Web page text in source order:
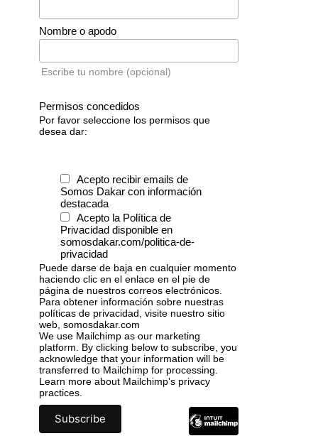
Nombre o apodo
Escribe tu nombre (opcional)
Permisos concedidos
Por favor seleccione los permisos que
desea dar:
Acepto recibir emails de
Somos Dakar con información
destacada
Acepto la Política de
Privacidad disponible en
somosdakar.com/politica-de-
privacidad
Puede darse de baja en cualquier momento
haciendo clic en el enlace en el pie de
página de nuestros correos electrónicos.
Para obtener información sobre nuestras
políticas de privacidad, visite nuestro sitio
web, somosdakar.com
We use Mailchimp as our marketing
platform. By clicking below to subscribe, you
acknowledge that your information will be
transferred to Mailchimp for processing.
Learn more about Mailchimp's privacy
practices.